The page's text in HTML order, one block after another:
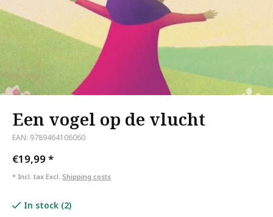
Een vogel op de vlucht
EAN: 9789464106060
€19,99*
* Incl. tax Excl. Shipping costs
In stock (2)